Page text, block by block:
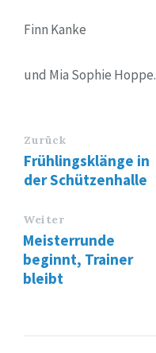
Finn Kanke
und Mia Sophie Hoppe.
Zurück
Frühlingsklänge in
der Schützenhalle
Weiter
Meisterrunde
beginnt, Trainer
bleibt